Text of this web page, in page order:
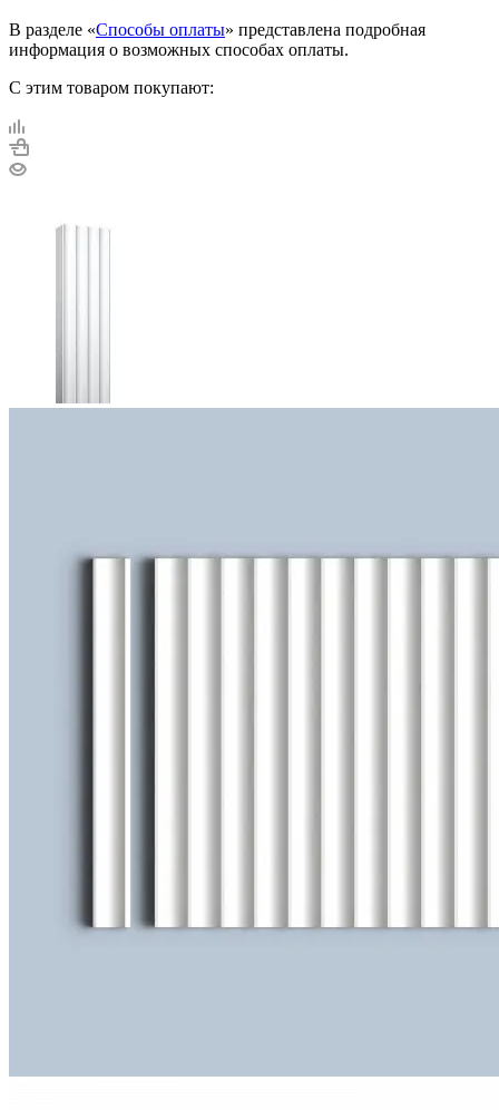
В разделе «Способы оплаты» представлена подробная
информация о возможных способах оплаты.
С этим товаром покупают: